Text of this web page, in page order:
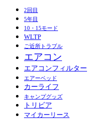
2回目
5年目
10・15モード
WLTP
ご近所トラブル
エアコン
エアコンフィルター
エアーベッド
カーライフ
キャンプグッズ
トリビア
マイカーリース